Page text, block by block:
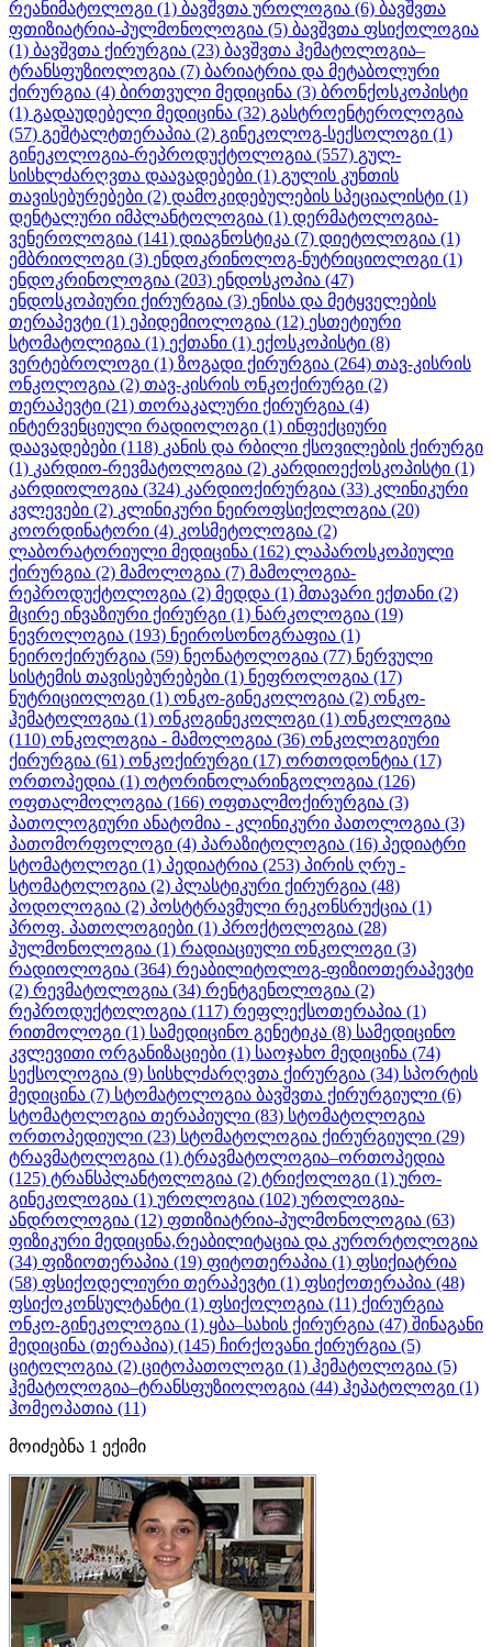
რეანიმატოლოგი (1) ბავშვთა უროლოგია (6) ბავშვთა
ფთიზიატრია-პულმონოლოგია (5) ბავშვთა ფსიქოლოგია
(1) ბავშვთა ქირურგია (23) ბავშვთა ჰემატოლოგია–
ტრანსფუზიოლოგია (7) ბარიატრია და მეტაბოლური
ქირურგია (4) ბირთვული მედიცინა (3) ბრონქოსკოპისტი
(1) გადაუდებელი მედიცინა (32) გასტროენტეროლოგია
(57) გეშტალტთერაპია (2) გინეკოლოგ-სექსოლოგი (1)
გინეკოლოგია-რეპროდუქტოლოგია (557) გულ-
სისხლძარღვთა დაავადებები (1) გულის კუნთის
თავისებურებები (2) დამოკიდებულების სპეციალისტი (1)
დენტალური იმპლანტოლოგია (1) დერმატოლოგია-
ვენეროლოგია (141) დიაგნოსტიკა (7) დიეტოლოგია (1)
ემბრიოლოგი (3) ენდოკრინოლოგ-ნუტრიციოლოგი (1)
ენდოკრინოლოგია (203) ენდოსკოპია (47)
ენდოსკოპიური ქირურგია (3) ენისა და მეტყველების
თერაპევტი (1) ეპიდემიოლოგია (12) ესთეტიური
სტომატოლიგია (1) ექთანი (1) ექოსკოპისტი (8)
ვერტებროლოგი (1) ზოგადი ქირურგია (264) თავ-კისრის
ონკოლოგია (2) თავ-კისრის ონკოქირურგი (2)
თერაპევტი (21) თორაკალური ქირურგია (4)
ინტერვენციული რადიოლოგი (1) ინფექციური
დაავადებები (118) კანის და რბილი ქსოვილების ქირურგი
(1) კარდიო-რევმატოლოგია (2) კარდიოექოსკოპისტი (1)
კარდიოლოგია (324) კარდიოქირურგია (33) კლინიკური
კვლევები (2) კლინიკური ნეიროფსიქოლოგია (20)
კოორდინატორი (4) კოსმეტოლოგია (2)
ლაბორატორიული მედიცინა (162) ლაპაროსკოპიული
ქირურგია (2) მამოლოგია (7) მამოლოგია-
რეპროდუქტოლოგია (2) მედდა (1) მთავარი ექთანი (2)
მცირე ინვაზიური ქირურგი (1) ნარკოლოგია (19)
ნევროლოგია (193) ნეიროსონოგრაფია (1)
ნეიროქირურგია (59) ნეონატოლოგია (77) ნერვული
სისტემის თავისებურებები (1) ნეფროლოგია (17)
ნუტრიციოლოგი (1) ონკო-გინეკოლოგია (2) ონკო-
ჰემატოლოგია (1) ონკოგინეკოლოგი (1) ონკოლოგია
(110) ონკოლოგია - მამოლოგია (36) ონკოლოგიური
ქირურგია (61) ონკოქირურგი (17) ორთოდონტია (17)
ორთოპედია (1) ოტორინოლარინგოლოგია (126)
ოფთალმოლოგია (166) ოფთალმოქირურგია (3)
პათოლოგიური ანატომია - კლინიკური პათოლოგია (3)
პათომორფოლოგი (4) პარაზიტოლოგია (16) პედიატრი
სტომატოლოგი (1) პედიატრია (253) პირის ღრუ -
სტომატოლოგია (2) პლასტიკური ქირურგია (48)
პოდოლოგია (2) პოსტტრავმული რეკონსრუქცია (1)
პროფ. პათოლოგიები (1) პროქტოლოგია (28)
პულმონოლოგია (1) რადიაციული ონკოლოგი (3)
რადიოლოგია (364) რეაბილიტოლოგ-ფიზიოთერაპევტი
(2) რევმატოლოგია (34) რენტგენოლოგია (2)
რეპროდუქტოლოგია (117) რეფლექსოთერაპია (1)
რითმოლოგი (1) სამედიცინო გენეტიკა (8) სამედიცინო
კვლევითი ორგანიზაციები (1) საოჯახო მედიცინა (74)
სექსოლოგია (9) სისხლძარღვთა ქირურგია (34) სპორტის
მედიცინა (7) სტომატოლოგია ბავშვთა ქირურგიული (6)
სტომატოლოგია თერაპიული (83) სტომატოლოგია
ორთოპედიული (23) სტომატოლოგია ქირურგიული (29)
ტრავმატოლოგია (1) ტრავმატოლოგია–ორთოპედია
(125) ტრანსპლანტოლოგია (2) ტრიქოლოგი (1) ურო-
გინეკოლოგია (1) უროლოგია (102) უროლოგია-
ანდროლოგია (12) ფთიზიატრია-პულმონოლოგია (63)
ფიზიკური მედიცინა,რეაბილიტაცია და კურორტოლოგია
(34) ფიზიოთერაპია (19) ფიტოთერაპია (1) ფსიქიატრია
(58) ფსიქოდელიური თერაპევტი (1) ფსიქოთერაპია (48)
ფსიქოკონსულტანტი (1) ფსიქოლოგია (11) ქირურგია
ონკო-გინეკოლოგია (1) ყბა–სახის ქირურგია (47) შინაგანი
მედიცინა (თერაპია) (145) ჩირქოვანი ქირურგია (5)
ციტოლოგია (2) ციტოპათოლოგი (1) ჰემატოლოგია (5)
ჰემატოლოგია–ტრანსფუზიოლოგია (44) ჰეპატოლოგი (1)
ჰომეოპათია (11)
მოიძებნა 1 ექიმი